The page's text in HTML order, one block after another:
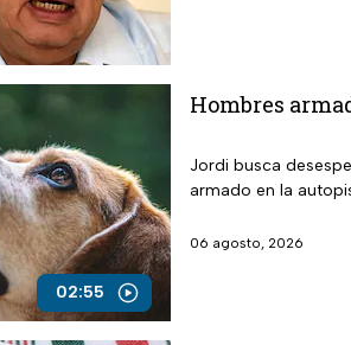
02:55
Hombres
Jordi busca
armado en la
06 agosto, 2026